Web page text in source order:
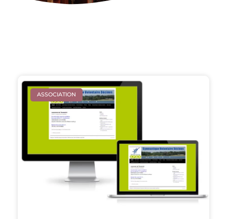
ASSOCIATION